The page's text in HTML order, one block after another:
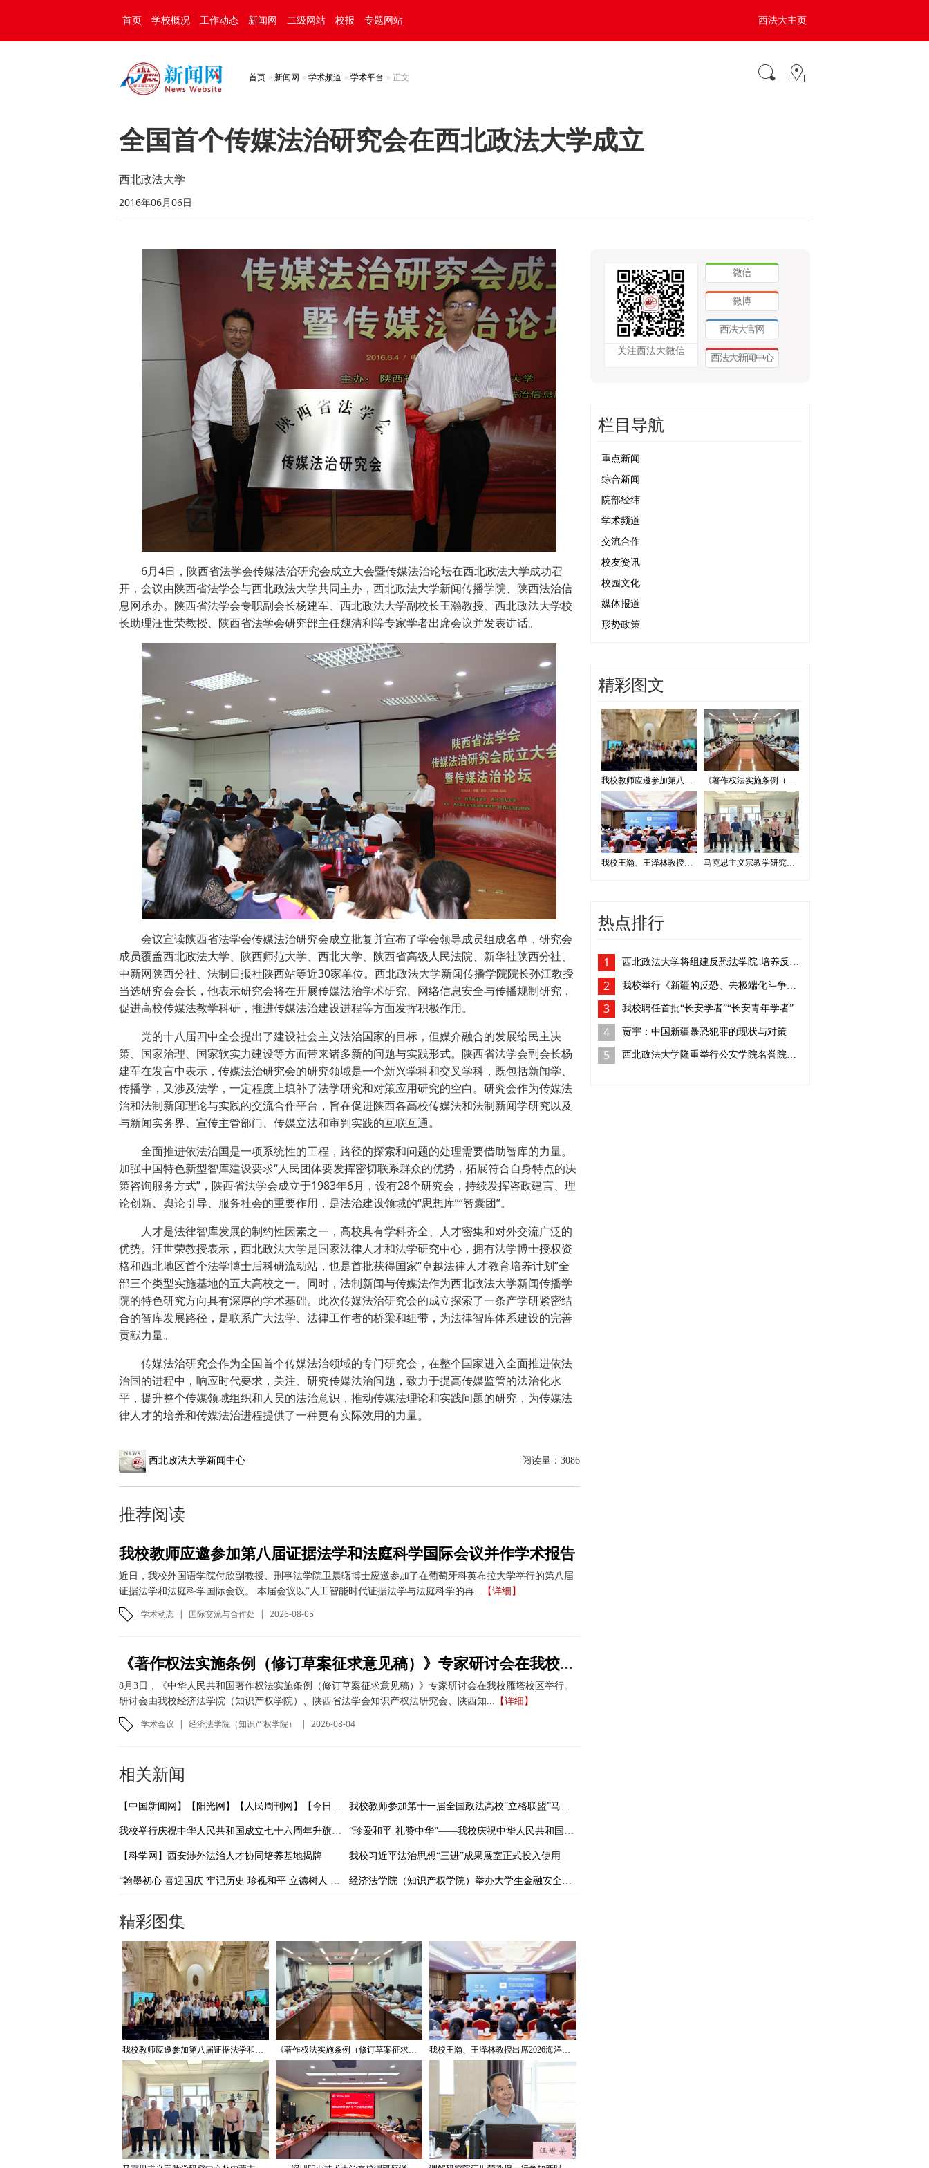
首页 学校概况 工作动态 新闻网 二级网站 校报 专题网站 西法大主页
首页 新闻网 学术频道 学术平台 正文
全国首个传媒法治研究会在西北政法大学成立
西北政法大学
2016年06月06日
6月4日，陕西省法学会传媒法治研究会成立大会暨传媒法治论坛在西北政法大学成功召
开，会议由陕西省法学会与西北政法大学共同主办，西北政法大学新闻传播学院、陕西法治信
息网承办。陕西省法学会专职副会长杨建军、西北政法大学副校长王瀚教授、西北政法大学校
长助理汪世荣教授、陕西省法学会研究部主任魏清利等专家学者出席会议并发表讲话。
会议宣读陕西省法学会传媒法治研究会成立批复并宣布了学会领导成员组成名单，研究会
成员覆盖西北政法大学、陕西师范大学、西北大学、陕西省高级人民法院、新华社陕西分社、
中新网陕西分社、法制日报社陕西站等近30家单位。西北政法大学新闻传播学院院长孙江教授
当选研究会会长，他表示研究会将在开展传媒法治学术研究、网络信息安全与传播规制研究，
促进高校传媒法教学科研，推进传媒法治建设进程等方面发挥积极作用。
党的十八届四中全会提出了建设社会主义法治国家的目标，但媒介融合的发展给民主决
策、国家治理、国家软实力建设等方面带来诸多新的问题与实践形式。陕西省法学会副会长杨
建军在发言中表示，传媒法治研究会的研究领域是一个新兴学科和交叉学科，既包括新闻学、
传播学，又涉及法学，一定程度上填补了法学研究和对策应用研究的空白。研究会作为传媒法
治和法制新闻理论与实践的交流合作平台，旨在促进陕西各高校传媒法和法制新闻学研究以及
与新闻实务界、宣传主管部门、传媒立法和审判实践的互联互通。
全面推进依法治国是一项系统性的工程，路径的探索和问题的处理需要借助智库的力量。
加强中国特色新型智库建设要求“人民团体要发挥密切联系群众的优势，拓展符合自身特点的决
策咨询服务方式”，陕西省法学会成立于1983年6月，设有28个研究会，持续发挥咨政建言、理
论创新、舆论引导、服务社会的重要作用，是法治建设领域的“思想库”“智囊团”。
人才是法律智库发展的制约性因素之一，高校具有学科齐全、人才密集和对外交流广泛的
优势。汪世荣教授表示，西北政法大学是国家法律人才和法学研究中心，拥有法学博士授权资
格和西北地区首个法学博士后科研流动站，也是首批获得国家“卓越法律人才教育培养计划”全
部三个类型实施基地的五大高校之一。同时，法制新闻与传媒法作为西北政法大学新闻传播学
院的特色研究方向具有深厚的学术基础。此次传媒法治研究会的成立探索了一条产学研紧密结
合的智库发展路径，是联系广大法学、法律工作者的桥梁和纽带，为法律智库体系建设的完善
贡献力量。
传媒法治研究会作为全国首个传媒法治领域的专门研究会，在整个国家进入全面推进依法
治国的进程中，响应时代要求，关注、研究传媒法治问题，致力于提高传媒监管的法治化水
平，提升整个传媒领域组织和人员的法治意识，推动传媒法理论和实践问题的研究，为传媒法
律人才的培养和传媒法治进程提供了一种更有实际效用的力量。
西北政法大学新闻中心 阅读量： 3086
推荐阅读
我校教师应邀参加第八届证据法学和法庭科学国际会议并作学术报告
近日，我校外国语学院付欣副教授、刑事法学院卫晨曙博士应邀参加了在葡萄牙科英布拉大学举行的第八届
证据法学和法庭科学国际会议。 本届会议以“人工智能时代证据法学与法庭科学的再... 【详细】
学术动态 | 国际交流与合作处 | 2026-08-05
《著作权法实施条例（修订草案征求意见稿）》专家研讨会在我校举办
8月3日，《中华人民共和国著作权法实施条例（修订草案征求意见稿）》专家研讨会在我校雁塔校区举行。
研讨会由我校经济法学院（知识产权学院）、陕西省法学会知识产权法研究会、陕西知... 【详细】
学术会议 | 经济法学院（知识产权学院） | 2026-08-04
相关新闻
【中国新闻网】【阳光网】【人民周刊网】【今日头条】【起点新闻】【三秦都市报】西安市中级人民法院与西北政法大学联合建立涉外法治人才协同培养基地 我校教师参加第十一届全国政法高校“立格联盟”马克思主义学院院长论坛暨铸牢中华民族共同体意识与新时代边疆治理学术研讨会
我校举行庆祝中华人民共和国成立七十六周年升旗仪式 “珍爱和平·礼赞中华”——我校庆祝中华人民共和国成立76周年暨纪念抗战胜利80周年摄影作品展开展
【科学网】西安涉外法治人才协同培养基地揭牌 我校习近平法治思想“三进”成果展室正式投入使用
“翰墨初心 喜迎国庆 牢记历史 珍视和平 立德树人 再创辉煌”——我校庆祝中华人民共和国成立76周年书画作品展开幕 经济法学院（知识产权学院）举办大学生金融安全教育活动
精彩图集
我校教师应邀参加第八届证据法学和法庭科学国际会议并作学术报告 《著作权法实施条例（修订草案征求意见稿）》专家研讨会在我校举办 我校王瀚、王泽林教授出席2026海洋治理与发展学术论坛
关注西法大微信
微信
微博
西法大官网
西法大新闻中心
栏目导航
重点新闻
综合新闻
院部经纬
学术频道
交流合作
校友资讯
校园文化
媒体报道
形势政策
精彩图文
我校教师应邀参加第八届证据法学和法庭科学国际会议并作学术报告 《著作权法实施条例（修订草案征求意见稿）》专家研讨会在我校举办
我校王瀚、王泽林教授出席2026海洋治理与发展学术论坛 马克思主义宗教学研究中心赴内蒙古宗教工作研究会调研座谈
热点排行
1 西北政法大学将组建反恐法学院 培养反恐法治人才
2 我校举行《新疆的反恐、去极端化斗争与人权保障》白皮书学习座谈会
3 我校聘任首批“长安学者”“长安青年学者”
4 贾宇：中国新疆暴恐犯罪的现状与对策
5 西北政法大学隆重举行公安学院名誉院长、客座教授聘任仪式